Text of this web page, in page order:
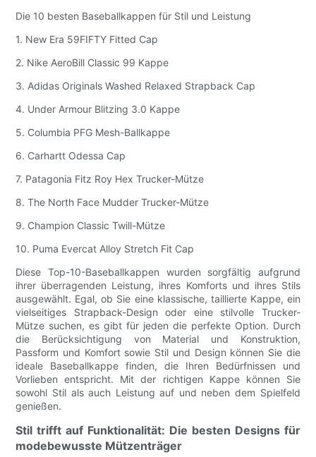
Die 10 besten Baseballkappen für Stil und Leistung
1. New Era 59FIFTY Fitted Cap
2. Nike AeroBill Classic 99 Kappe
3. Adidas Originals Washed Relaxed Strapback Cap
4. Under Armour Blitzing 3.0 Kappe
5. Columbia PFG Mesh-Ballkappe
6. Carhartt Odessa Cap
7. Patagonia Fitz Roy Hex Trucker-Mütze
8. The North Face Mudder Trucker-Mütze
9. Champion Classic Twill-Mütze
10. Puma Evercat Alloy Stretch Fit Cap
Diese Top-10-Baseballkappen wurden sorgfältig aufgrund
ihrer überragenden Leistung, ihres Komforts und ihres Stils
ausgewählt. Egal, ob Sie eine klassische, taillierte Kappe, ein
vielseitiges Strapback-Design oder eine stilvolle Trucker-
Mütze suchen, es gibt für jeden die perfekte Option. Durch
die Berücksichtigung von Material und Konstruktion,
Passform und Komfort sowie Stil und Design können Sie die
ideale Baseballkappe finden, die Ihren Bedürfnissen und
Vorlieben entspricht. Mit der richtigen Kappe können Sie
sowohl Stil als auch Leistung auf und neben dem Spielfeld
genießen.
Stil trifft auf Funktionalität: Die besten Designs für
modebewusste Mützenträger